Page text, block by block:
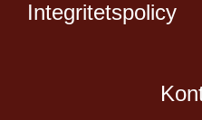
Integritetspolicy